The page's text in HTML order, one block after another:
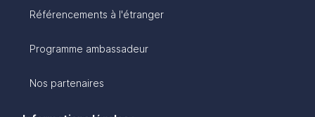
Référencements à l'étranger
Programme ambassadeur
Nos partenaires